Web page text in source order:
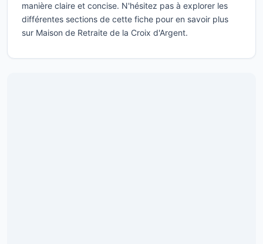
manière claire et concise. N'hésitez pas à explorer les
différentes sections de cette fiche pour en savoir plus
sur Maison de Retraite de la Croix d'Argent.